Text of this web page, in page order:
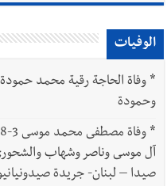
الوفيات
*
وحمودة
*
آل موسى وناصر وشهاب
صيدا – لبنان- جريدة